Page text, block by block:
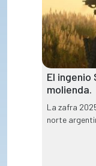
El ingenio
molienda.
La zafra
norte